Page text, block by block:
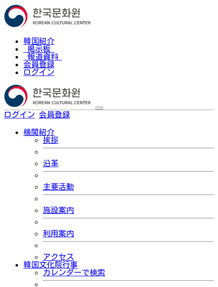
韓国紹介
掲示板
報道資料
会員登録
ログイン
ログイン 会員登録
機関紹介
挨拶
沿革
主要活動
施設案内
利用案内
アクセス
韓国文化院行事
カレンダーで検索